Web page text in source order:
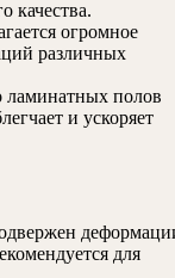
качества.
огромное
различных
ламинатных полов
и ускоряет
для